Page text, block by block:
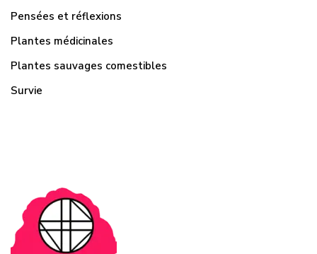
Pensées et réflexions
Plantes médicinales
Plantes sauvages comestibles
Survie